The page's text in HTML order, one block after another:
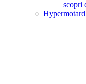
scopri
Hypermotard